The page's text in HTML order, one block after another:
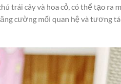
trái cây và hoa cỏ, có thể tạo ra
cường mối quan hệ và tương